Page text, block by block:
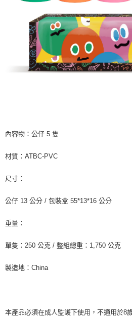
內容物：公仔 5 隻
材質：ATBC-PVC
尺寸：
公仔 13 公分 / 包裝盒 55*13*16 公分
重量：
單隻：250 公克 / 整組總重：1,750 公克
製造地：China
本產品必須在成人監護下使用，不適用於8